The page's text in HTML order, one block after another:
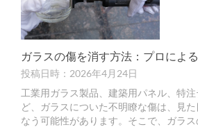
ガラスの傷を消す方法：プロによ
投稿日時：2026年4月24日
工業用ガラス製品、建築用パネル、特
ど、ガラスについた不明瞭な傷は、見
なう可能性があります。そこで、ガラ